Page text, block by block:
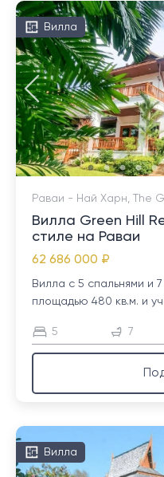
Вилла
Раваи - Най Харн, The
Вилла Green Hill
стиле на Раваи
62 686 000 ₽
Вилла с 5 спальнями и
площадью 480 кв.м. и
5 7
Вилла